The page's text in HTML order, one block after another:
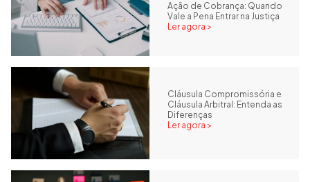
Ação de Cobrança: Quando
Vale a Pena Entrar na Justiça
Ler agora >
Cláusula Compromissória e
Cláusula Arbitral: Entenda as
Diferenças
Ler agora >